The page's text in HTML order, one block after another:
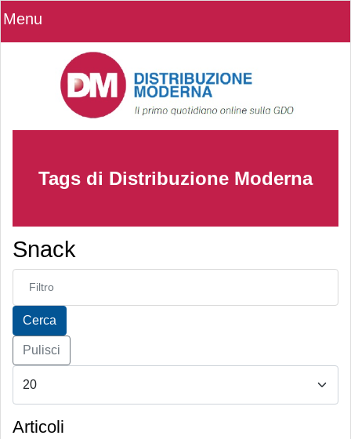
Menu
Tags di Distribuzione Moderna
Snack
Inserisci parte del titolo
Cerca
Pulisci
Articoli